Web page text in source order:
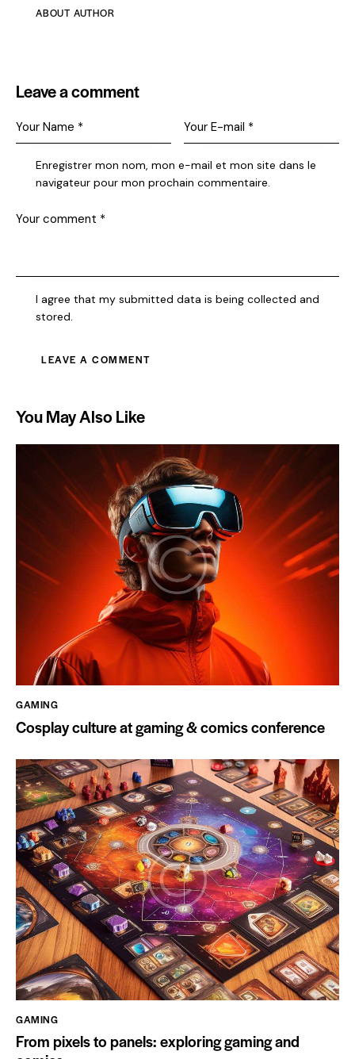
ABOUT AUTHOR
Leave a comment
Enregistrer mon nom, mon e-mail et mon site dans le
navigateur pour mon prochain commentaire.
I agree that my submitted data is being collected and
stored.
You May Also Like
GAMING
Cosplay culture at gaming & comics conference
GAMING
From pixels to panels: exploring gaming and